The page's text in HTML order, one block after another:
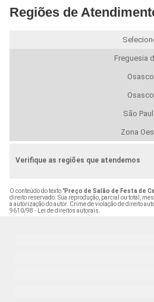
Regiões de
Freguesia
Osasco
Osasco
São
Zona
Verifique as regiões que atendemos
O conteúdo do texto "Preço de Salão de Festa de
direito reservado. Sua reprodução, parcial ou total,
a autorização do autor. Crime de violação de direito
9610/98 - Lei de direitos autorais